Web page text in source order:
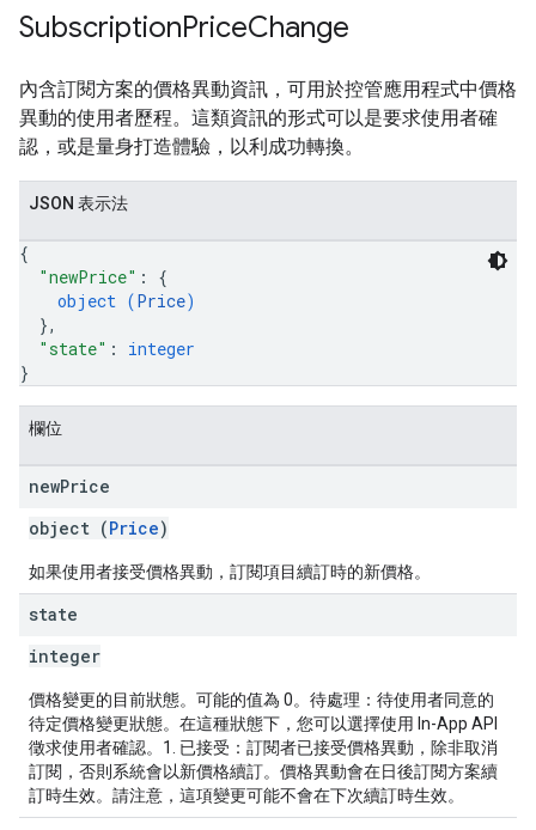
SubscriptionPriceChange
內含訂閱方案的價格異動資訊，可用於控管應用程式中價格
異動的使用者歷程。這類資訊的形式可以是要求使用者確
認，或是量身打造體驗，以利成功轉換。
JSON 表示法
{
"newPrice" : {
object (Price)
},
"state" : integer
}
欄位
newPrice
object (Price)
如果使用者接受價格異動，訂閱項目續訂時的新價格。
state
integer
價格變更的目前狀態。可能的值為 0。待處理：待使用者同意的
待定價格變更狀態。在這種狀態下，您可以選擇使用 In-App API
徵求使用者確認。1. 已接受：訂閱者已接受價格異動，除非取消
訂閱，否則系統會以新價格續訂。價格異動會在日後訂閱方案續
訂時生效。請注意，這項變更可能不會在下次續訂時生效。